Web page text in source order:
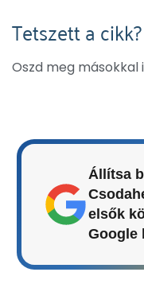
Tetszett a cikk?
Oszd meg másokkal
Állítsa
elsők
Google